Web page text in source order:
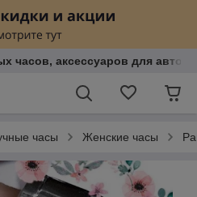
часов, аксессуаров для авто,
часы Женские часы